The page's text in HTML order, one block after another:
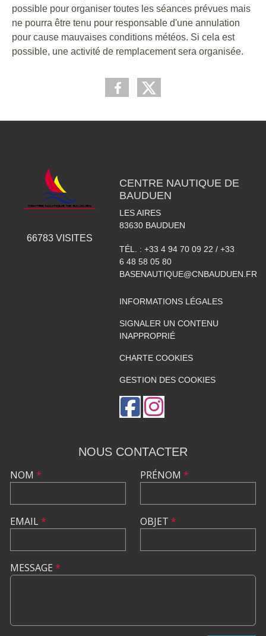
possible pour organiser toutes les séances prévues mais
ne pourra être tenu pour responsable d'une annulation
pour cause mauvaises conditions météos. Si cela est
possible, une activité de remplacement sera organisée.
66783VISITES
CENTRE NAUTIQUE DE
BAUDUEN
LES AIRES
83630 BAUDUEN
TÉL. : +33 4 94 70 09 22 / +33
6 48 58 05 80
BASENAUTIQUE@CNBAUDUEN.FR
INFORMATIONS LÉGALES
SIGNALER UN CONTENU
INAPPROPRIÉ
CHARTE COOKIES
GESTION DES COOKIES
NOUS CONTACTER
NOM *
EMAIL*
PRÉNOM *
OBJET *
MESSAGE *